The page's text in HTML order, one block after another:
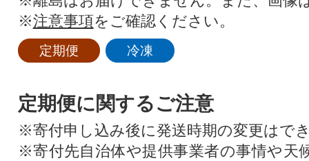
※注意事項をご確認ください。
定期便 冷凍
定期便に関するご注意
※寄付申し込み後に発送時期の変更はで
※寄付先自治体や提供事業者の事情や天